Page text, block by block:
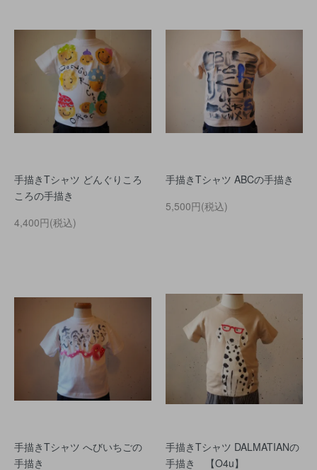
手描きTシャツ どんぐりころ
ころの手描き
4,400円(税込)
手描きTシャツ ABCの手描き
5,500円(税込)
手描きTシャツ へびいちごの
手描き
手描きTシャツ DALMATIANの
手描き 【O4u】